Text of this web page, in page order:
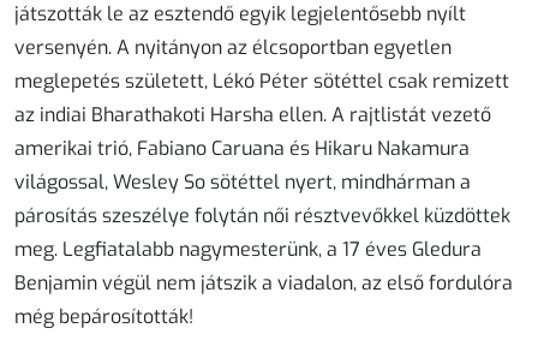
játszották le az esztendő egyik legjelentősebb nyílt
versenyén. A nyitányon az élcsoportban egyetlen
meglepetés született, Lékó Péter sötéttel csak remizett
az indiai Bharathakoti Harsha ellen. A rajtlistát vezető
amerikai trió, Fabiano Caruana és Hikaru Nakamura
világossal, Wesley So sötéttel nyert, mindhárman a
párosítás szeszélye folytán női résztvevőkkel küzdöttek
meg. Legfiatalabb nagymesterünk, a 17 éves Gledura
Benjamin végül nem játszik a viadalon, az első fordulóra
még bepárosították!